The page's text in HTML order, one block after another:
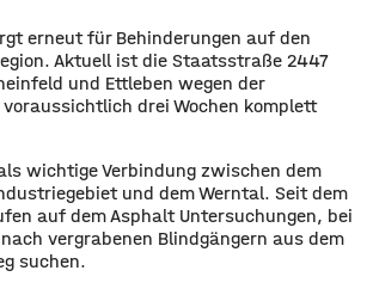
erneut für Behinderungen auf den
Aktuell ist die Staatsstraße 2447
und Ettleben wegen der
drei Wochen komplett
wichtige Verbindung zwischen dem
und dem Werntal. Seit dem
auf dem Asphalt Untersuchungen, bei
vergrabenen Blindgängern aus dem
suchen.